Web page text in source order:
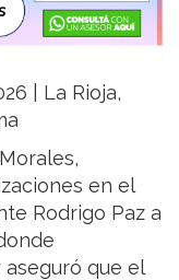
| La Rioja,
en el
Rodrigo Paz a
que el